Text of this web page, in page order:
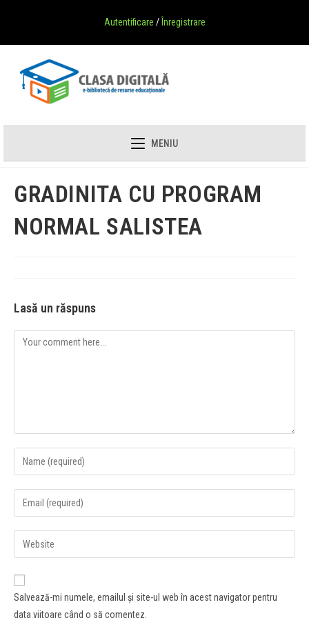
Autentificare / Înregistrare
MENIU
GRADINITA CU PROGRAM
NORMAL SALISTEA
Lasă un răspuns
Salvează-mi numele, emailul și site-ul web în acest navigator pentru
data viitoare când o să comentez.